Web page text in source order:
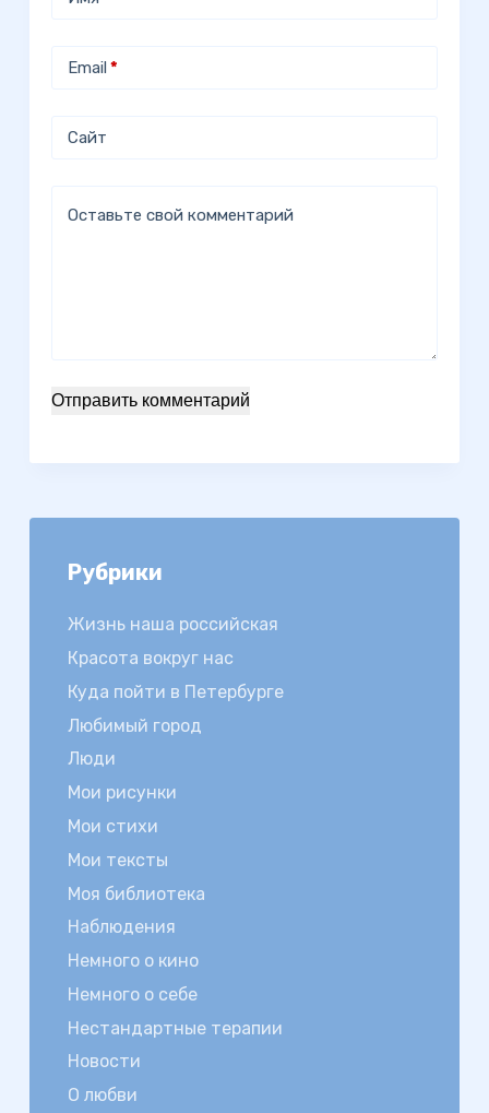
Email*
Сайт
Оставьте свой комментарий
Отправить комментарий
Рубрики
Жизнь наша российская
Красота вокруг нас
Куда пойти в Петербурге
Любимый город
Люди
Мои рисунки
Мои стихи
Мои тексты
Моя библиотека
Наблюдения
Немного о кино
Немного о себе
Нестандартные терапии
Новости
О любви